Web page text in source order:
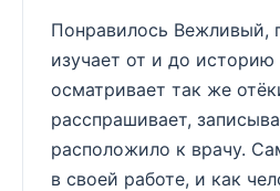
Понравилось Вежливый,
изучает от и до историю
осматривает так же
расспрашивает,
расположило к врачу.
в своей работе, и как